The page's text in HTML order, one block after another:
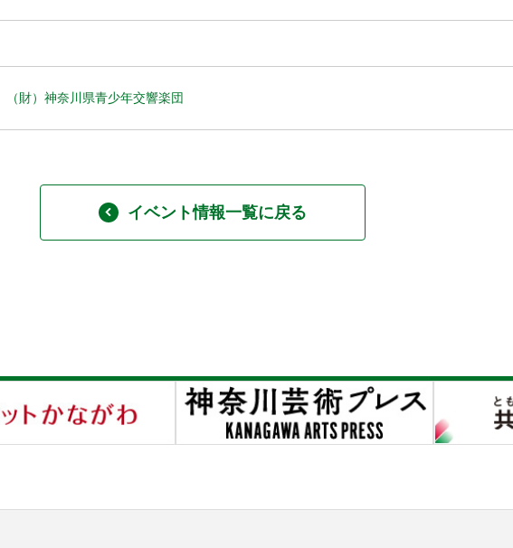
（財）神奈川県青少年交響楽団
イベント情報一覧に戻る